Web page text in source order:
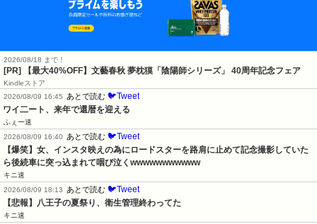
2026/08/18 まで！
[PR] 【最大40%OFF】文藝春秋 夢枕獏「陰陽師シリーズ」 40周年記念フェア
Kindleストア
2026/08/09 16:45 あとで読む 🐦Tweet
ワイ二ート、来年で還暦を迎える
ふぇー速
2026/08/09 16:40 あとで読む 🐦Tweet
【爆笑】女、インスタ映えの為にロードスターを路肩に止めて記念撮影していた
ら後続車に突っ込まれて咽び泣くwwwwwwwwwww
キニ速
2026/08/09 18:13 あとで読む 🐦Tweet
【悲報】八王子の夏祭り、衛生管理終わってた
キニ速